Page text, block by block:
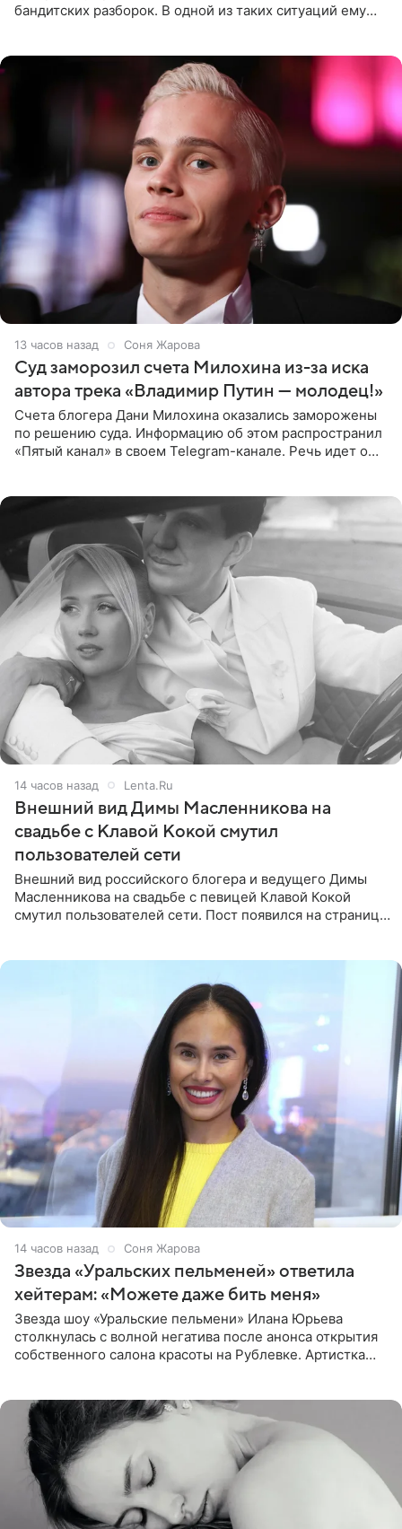
бандитских разборок. В одной из таких ситуаций ему
13 часов назад Соня Жарова
Суд заморозил счета Милохина из-за иска
автора трека «Владимир Путин — молодец!»
Счета блогера Дани Милохина оказались заморожены
по решению суда. Информацию об этом распространил
«Пятый канал» в своем Telegram-канале. Речь идет о
14 часов назад Lenta.Ru
Внешний вид Димы Масленникова на
свадьбе с Клавой Кокой смутил
пользователей сети
Внешний вид российского блогера и ведущего Димы
Масленникова на свадьбе с певицей Клавой Кокой
смутил пользователей сети. Пост появился на странице
14 часов назад Соня Жарова
Звезда «Уральских пельменей» ответила
хейтерам: «Можете даже бить меня»
Звезда шоу «Уральские пельмени» Илана Юрьева
столкнулась с волной негатива после анонса открытия
собственного салона красоты на Рублевке. Артистка